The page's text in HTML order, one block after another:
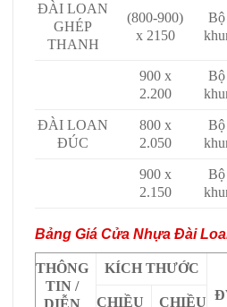
ĐÀI LOAN
GHÉP
THANH
(800-900)
x 2150
Bộ
900 x
2.200
Bộ
ĐÀI LOAN
ĐÚC
800 x
2.050
Bộ
900 x
2.150
Bộ
Bảng Giá Cửa Nhựa Đài
THÔNG
TIN /
KÍCH THƯỚC
CHIỀU CHIỀU